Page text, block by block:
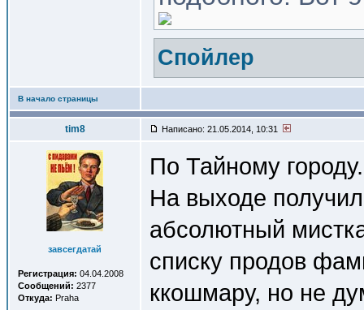
Спойлер
В начало страницы
tim8 Написано: 21.05.2014, 10:31
завсегдатай
Регистрация: 04.04.2008
Сообщений: 2377
Откуда: Praha
По Тайному городу.
На выходе
абсолютный
списку продов
ккошмару, но не